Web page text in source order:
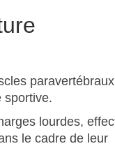
sportive.
lourdes,
le cadre de leur